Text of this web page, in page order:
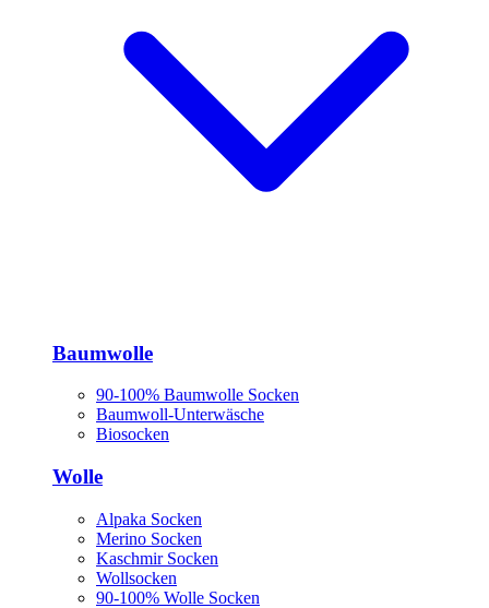
Baumwolle
90-100% Baumwolle Socken
Baumwoll-Unterwäsche
Biosocken
Wolle
Alpaka Socken
Merino Socken
Kaschmir Socken
Wollsocken
90-100% Wolle Socken